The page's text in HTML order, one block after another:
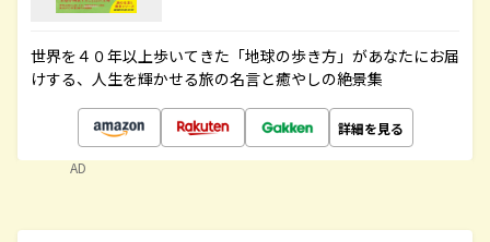
世界を４０年以上歩いてきた「地球の歩き方」があなたにお届
けする、人生を輝かせる旅の名言と癒やしの絶景集
詳細を見る
AD